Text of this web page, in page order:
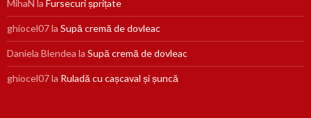
MihaN la Fursecuri șprițate
ghiocel07la Supă cremă de dovleac
Daniela Blendea la Supă cremă de dovleac
ghiocel07la Ruladă cu cașcaval și șuncă